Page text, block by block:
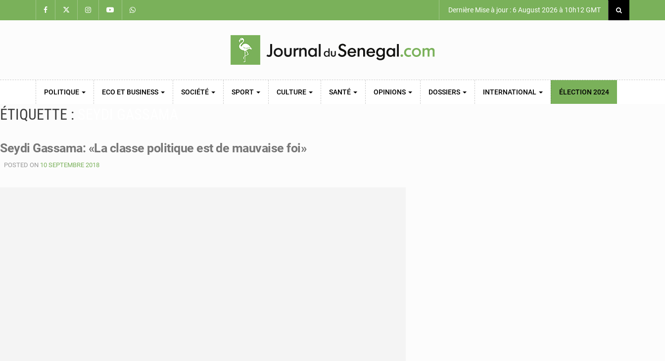
Dernière Mise à jour : 6 August 2026 à 10h12 GMT
POLITIQUE ECO ET BUSINESS SOCIÉTÉ SPORT CULTURE SANTÉ OPINIONS DOSSIERS INTERNATIONAL ÉLECTION 2024
ÉTIQUETTE :
Seydi Gassama: «La classe politique est de mauvaise foi»
POSTED ON 10 SEPTEMBRE 2018